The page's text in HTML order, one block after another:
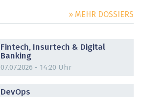
» MEHR DOSSIERS
Fintech, Insurtech & Digital
Banking
07.07.2026 - 14:20 Uhr
DevOps